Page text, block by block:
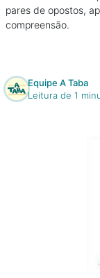
pares de opostos,
compreensão.
Equipe A Taba
Leitura de 1